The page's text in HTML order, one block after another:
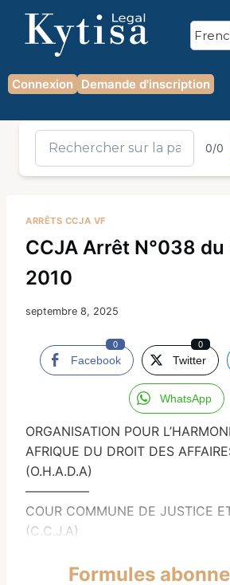
Connexion Demande d'inscription
0/0
ARRÊTS CCJA VF
CCJA Arrêt N°038 du
2010
septembre 8, 2025
Facebook
0
Twitter
0
WhatsApp
ORGANISATION POUR
AFRIQUE DU DROIT DES
(O.H.A.D.A)
—————
COUR COMMUNE DE JUSTICE
(C.C.J.A)
Formules